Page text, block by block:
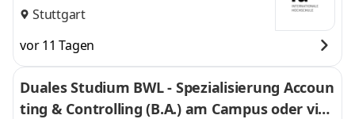
Stuttgart
vor 11 Tagen
Duales Studium BWL - Spezialisierung Accoun
ting & Controlling (B.A.) am Campus oder virt